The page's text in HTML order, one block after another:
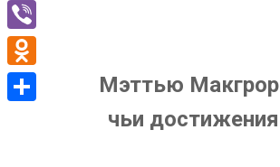
Мэттью
чьи
VK
Viber
Odnoklassniki